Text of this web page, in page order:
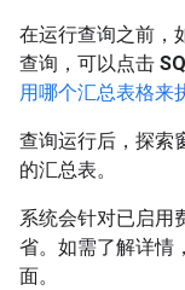
在运行查询之前，
查询，可以点击
用哪个汇总表格来
查询运行后，探索
的汇总表。
系统会针对已启用
省。如需了解详情
面。